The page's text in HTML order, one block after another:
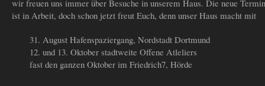
wir freuen uns immer über Besuche in unserem Haus. Die neue
ist in Arbeit, doch schon jetzt freut Euch, denn unser Haus macht mit
31. August Hafenspaziergang, Nordstadt Dortmund
12. und 13. Oktober stadtweite Offene Atleliers
fast den ganzen Oktober im Friedrich7, Hörde